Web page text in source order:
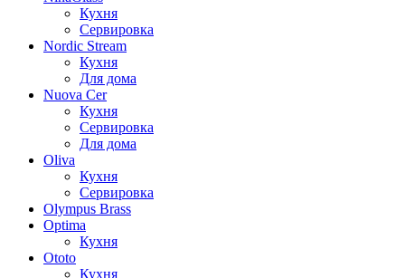
Кухня
Сервировка
Nordic Stream
Кухня
Для дома
Nuova Cer
Кухня
Сервировка
Для дома
Oliva
Кухня
Сервировка
Olympus Brass
Optima
Кухня
Ototo
Кухня